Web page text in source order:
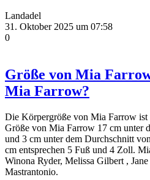
Landadel
31. Oktober 2025 um 07:58
0
Größe von Mia
Mia Farrow?
Die Körpergröße von Mia Farrow
Größe von Mia Farrow 17 cm unter
und 3 cm unter dem Durchschnitt
cm entsprechen 5 Fuß und 4 Zoll.
Winona Ryder, Melissa Gilbert ,
Mastrantonio.